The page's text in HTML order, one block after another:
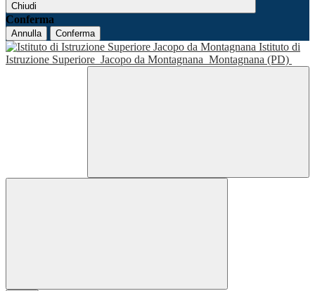
Chiudi
Conferma
Annulla Conferma
Istituto di
Istruzione Superiore Jacopo da Montagnana Montagnana (PD)